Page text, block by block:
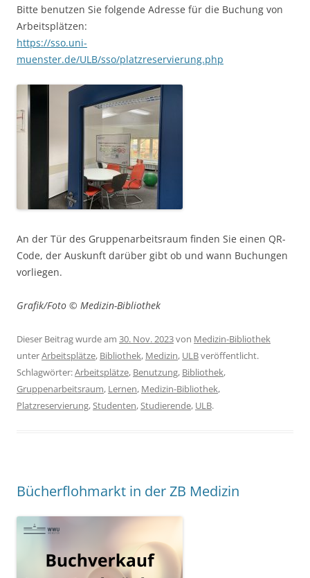
Bitte benutzen Sie folgende Adresse für die Buchung von
Arbeitsplätzen:
https://sso.uni-
muenster.de/ULB/sso/platzreservierung.php
An der Tür des Gruppenarbeitsraum finden Sie einen QR-
Code, der Auskunft darüber gibt ob und wann Buchungen
vorliegen.
Grafik/Foto © Medizin-Bibliothek
Dieser Beitrag wurde am 30. Nov. 2023von Medizin-Bibliothek
unterArbeitsplätze, Bibliothek, Medizin, ULBveröffentlicht.
Schlagwörter:Arbeitsplätze, Benutzung, Bibliothek,
Gruppenarbeitsraum, Lernen, Medizin-Bibliothek,
Platzreservierung,Studenten,Studierende, ULB.
Bücherflohmarkt in der ZB Medizin